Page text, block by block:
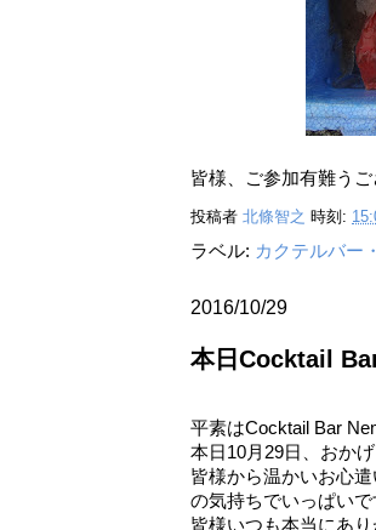
皆様、ご参加有難う
投稿者 北條智之 時刻:
ラベル: カクテルバー
2016/10/29
本日Cocktail
平素はCocktail Bar
本日10月29日、おか
皆様から温かいお心
の気持ちでいっぱいで
皆様いつも本当にあ